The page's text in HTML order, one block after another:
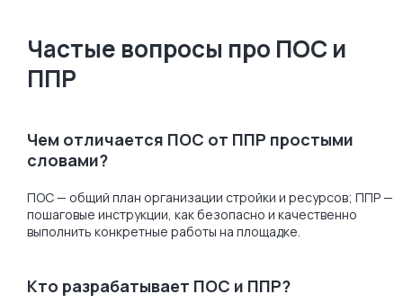
Частые вопросы про ПОС и
ППР
Чем отличается ПОС от ППР простыми
словами?
ПОС — общий план организации стройки и ресурсов; ППР —
пошаговые инструкции, как безопасно и качественно
выполнить конкретные работы на площадке.
Кто разрабатывает ПОС и ППР?